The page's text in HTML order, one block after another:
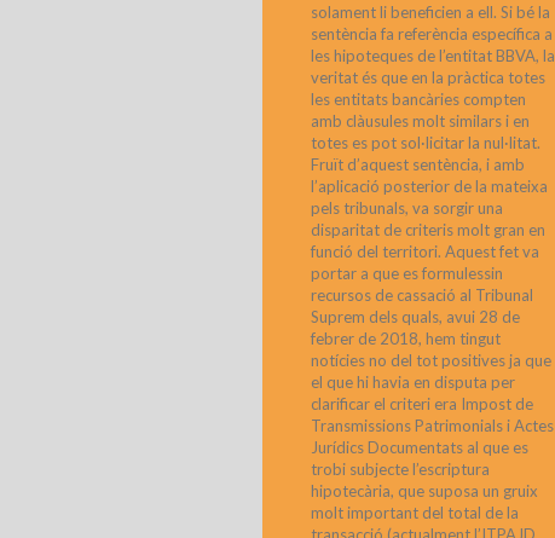
solament li beneficien a ell. Si bé la
sentència fa referència específica a
les hipoteques de l’entitat BBVA, la
veritat és que en la pràctica totes
les entitats bancàries compten
amb clàusules molt similars i en
totes es pot sol·licitar la nul·litat.
Fruït d’aquest sentència, i amb
l’aplicació posterior de la mateixa
pels tribunals, va sorgir una
disparitat de criteris molt gran en
funció del territori. Aquest fet va
portar a que es formulessin
recursos de cassació al Tribunal
Suprem dels quals, avui 28 de
febrer de 2018, hem tingut
notícies no del tot positives ja que
el que hi havia en disputa per
clarificar el criteri era Impost de
Transmissions Patrimonials i Actes
Jurídics Documentats al que es
trobi subjecte l’escriptura
hipotecària, que suposa un gruix
molt important del total de la